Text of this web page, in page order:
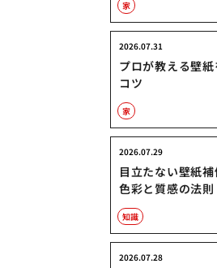
家
プロが教える壁
コツ
2026.07.31
家
目立たない壁紙
色彩と質感の法則
2026.07.29
知識
2026.07.28